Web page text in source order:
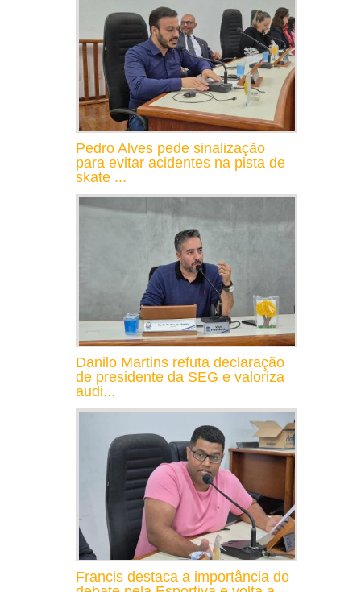
Pedro Alves pede sinalização
para evitar acidentes na pista de
skate ...
Danilo Martins refuta declaração
de presidente da SEG e valoriza
audi...
Francis destaca a importância do